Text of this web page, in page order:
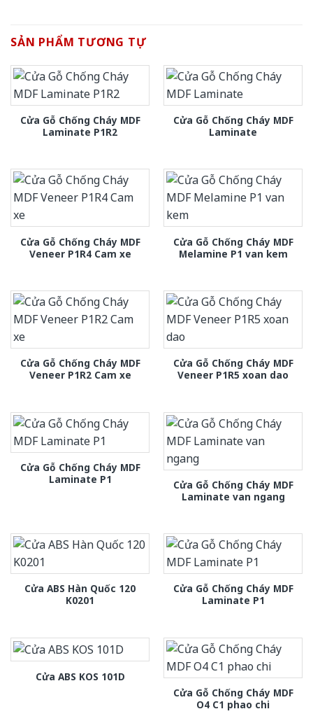
SẢN PHẨM TƯƠNG TỰ
Cửa Gỗ Chống Cháy MDF
Laminate P1R2
Cửa Gỗ Chống Cháy MDF
Laminate
Cửa Gỗ Chống Cháy MDF
Veneer P1R4 Cam xe
Cửa Gỗ Chống Cháy MDF
Melamine P1 van kem
Cửa Gỗ Chống Cháy MDF
Veneer P1R2 Cam xe
Cửa Gỗ Chống Cháy MDF
Veneer P1R5 xoan dao
Cửa Gỗ Chống Cháy MDF
Laminate P1
Cửa Gỗ Chống Cháy MDF
Laminate van ngang
Cửa ABS Hàn Quốc 120
K0201
Cửa Gỗ Chống Cháy MDF
Laminate P1
Cửa ABS KOS 101D
Cửa Gỗ Chống Cháy MDF
O4 C1 phao chi